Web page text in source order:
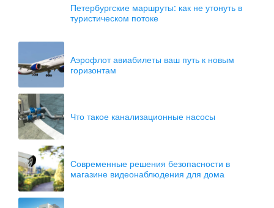
Петербургские маршруты: как не утонуть в
туристическом потоке
Аэрофлот авиабилеты ваш путь к новым
горизонтам
Что такое канализационные насосы
Современные решения безопасности в
магазине видеонаблюдения для дома